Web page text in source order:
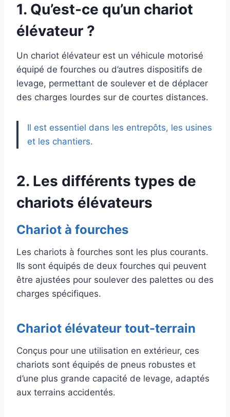
1. Qu’est-ce qu’un chariot
élévateur ?
Un chariot élévateur est un véhicule motorisé
équipé de fourches ou d’autres dispositifs de
levage, permettant de soulever et de déplacer
des charges lourdes sur de courtes distances.
Il est essentiel dans les entrepôts, les usines
et les chantiers.
2. Les différents types de
chariots élévateurs
Chariot à fourches
Les chariots à fourches sont les plus courants.
Ils sont équipés de deux fourches qui peuvent
être ajustées pour soulever des palettes ou des
charges spécifiques.
Chariot élévateur tout-terrain
Conçus pour une utilisation en extérieur, ces
chariots sont équipés de pneus robustes et
d’une plus grande capacité de levage, adaptés
aux terrains accidentés.